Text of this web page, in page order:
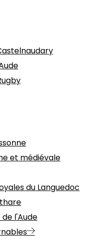
et médiévale
du Languedoc
de l'Aude